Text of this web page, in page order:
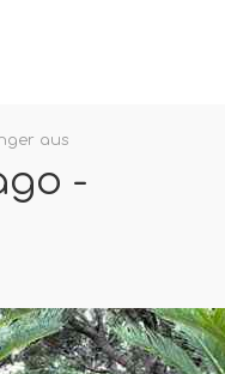
aus
-